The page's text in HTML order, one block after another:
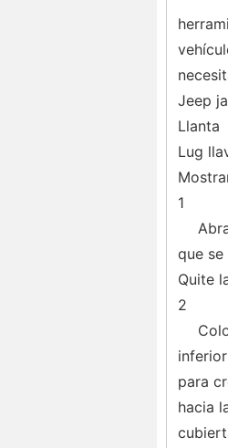
Jeep
Llanta
Lug
1
que
Quite
2
para
hacia